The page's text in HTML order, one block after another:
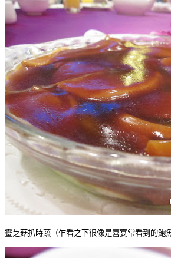
靈芝菇扒時蔬（乍看之下很像是喜宴常看到的鮑